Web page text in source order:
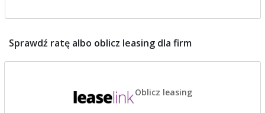
Sprawdź ratę albo oblicz leasing dla firm
Oblicz leasing